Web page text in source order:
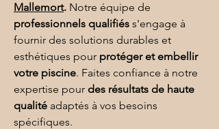
Mallemort. Notre équipe de
professionnels qualifiés s'engage à
fournir des solutions durables et
esthétiques pour protéger et embellir
votre piscine. Faites confiance à notre
expertise pour des résultats de haute
qualité adaptés à vos besoins
spécifiques.